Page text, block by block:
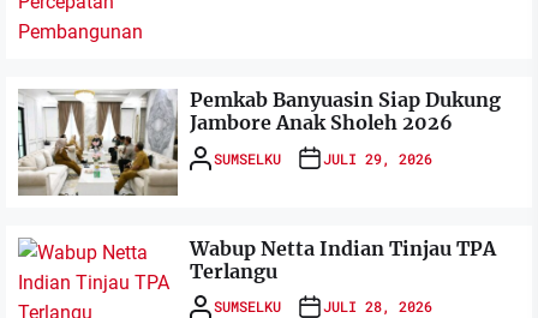
Pemkab Banyuasin Siap Dukung
Jambore Anak Sholeh 2026
SUMSELKU JULI 29, 2026
Wabup Netta Indian Tinjau TPA
Terlangu
SUMSELKU JULI 28, 2026